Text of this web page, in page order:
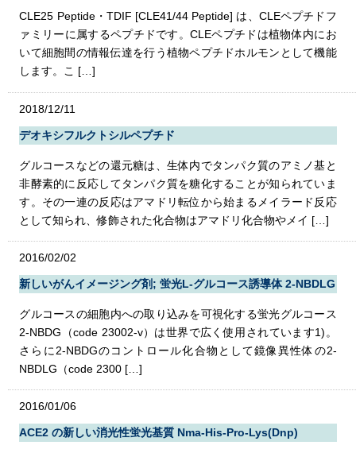
CLE25 Peptide・TDIF [CLE41/44 Peptide] は、CLEペプチドフ
ァミリーに属するペプチドです。CLEペプチドは植物体内にお
いて細胞間の情報伝達を行う植物ペプチドホルモンとして機能
します。こ […]
2018/12/11
デオキシフルクトシルペプチド
グルコースなどの還元糖は、生体内でタンパク質のアミノ基と
非酵素的に反応してタンパク質を糖化することが知られていま
す。その一連の反応はアマドリ転位から始まるメイラード反応
として知られ、修飾された化合物はアマドリ化合物やメイ […]
2016/02/02
新しいがんイメージング剤; 蛍光L-グルコース誘導体 2-NBDLG
グルコースの細胞内への取り込みを可視化する蛍光グルコース
2-NBDG（code 23002-v）は世界で広く使用されています1)。
さらに2-NBDGのコントロール化合物として鏡像異性体の2-
NBDLG（code 2300 […]
2016/01/06
ACE2 の新しい消光性蛍光基質 Nma-His-Pro-Lys(Dnp)